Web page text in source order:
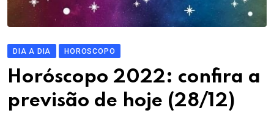
DIA A DIA HOROSCOPO
Horóscopo 2022: confira a
previsão de hoje (28/12)